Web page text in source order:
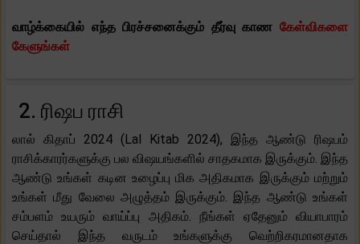
வாழ்க்கையில் எந்த பிரச்சனைக்கும் தீர்வு காண கேள்விகளை
கேளுங்கள்
2. ரிஷப ராசி
லால் கிதாப் 2024 (Lal Kitab 2024), இந்த ஆண்டு ரிஷபம்
ராசிக்காரர்களுக்கு பல விஷயங்களில் சாதகமாக இருக்கும். இந்த
ஆண்டு உங்கள் கடின உழைப்பு மிக அதிகமாக இருக்கும் மற்றும்
உங்கள் மீது வேலை அழுத்தம் இருக்கும். இந்த ஆண்டு உங்கள்
சம்பளம் உயரும் வாய்ப்பு அதிகம். நீங்கள் ஏதேனும் வியாபாரம்
செய்தால் இந்த வருடம் உங்களுக்கு வெற்றிகரமானதாக